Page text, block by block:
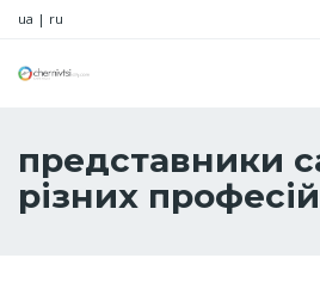
ua | ru
представники
різних професій